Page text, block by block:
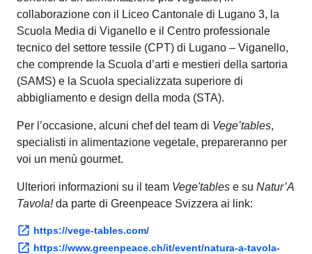
collaborazione con il Liceo Cantonale di Lugano 3, la
Scuola Media di Viganello e il Centro professionale
tecnico del settore tessile (CPT) di Lugano – Viganello,
che comprende la Scuola d’arti e mestieri della sartoria
(SAMS) e la Scuola specializzata superiore di
abbigliamento e design della moda (STA).
Per l’occasione, alcuni chef del team di Vege’tables,
specialisti in alimentazione vegetale, prepareranno per
voi un menù gourmet.
Ulteriori informazioni su il team Vege'tables e su Natur’A
Tavola!da parte di Greenpeace Svizzera ai link:
https://vege-tables.com/
https://www.greenpeace.ch/it/event/natura-a-tavola-